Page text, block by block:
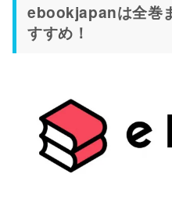
ebookjapanは全巻
すすめ！